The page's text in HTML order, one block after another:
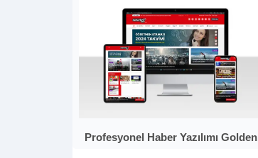
Profesyonel Haber Yazılımı Golden